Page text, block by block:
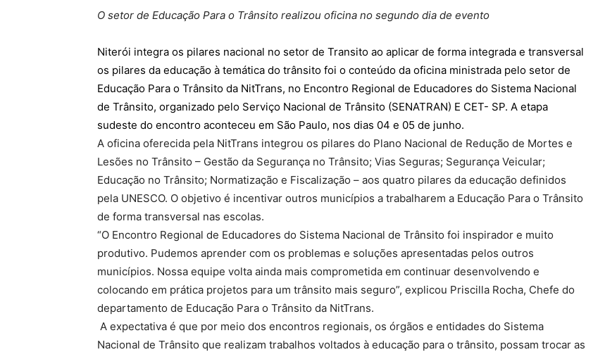
O setor de Educação Para o Trânsito realizou oficina no segundo dia de evento
Niterói integra os pilares nacional no setor de Transito ao aplicar de forma integrada e transversal
os pilares da educação à temática do trânsito foi o conteúdo da oficina ministrada pelo setor de
Educação Para o Trânsito da NitTrans, no Encontro Regional de Educadores do Sistema Nacional
de Trânsito, organizado pelo Serviço Nacional de Trânsito (SENATRAN) E CET- SP. A etapa
sudeste do encontro aconteceu em São Paulo, nos dias 04 e 05 de junho.
A oficina oferecida pela NitTrans integrou os pilares do Plano Nacional de Redução de Mortes e
Lesões no Trânsito – Gestão da Segurança no Trânsito; Vias Seguras; Segurança Veicular;
Educação no Trânsito; Normatização e Fiscalização – aos quatro pilares da educação definidos
pela UNESCO. O objetivo é incentivar outros municípios a trabalharem a Educação Para o Trânsito
de forma transversal nas escolas.
“O Encontro Regional de Educadores do Sistema Nacional de Trânsito foi inspirador e muito
produtivo. Pudemos aprender com os problemas e soluções apresentadas pelos outros
municípios. Nossa equipe volta ainda mais comprometida em continuar desenvolvendo e
colocando em prática projetos para um trânsito mais seguro”, explicou Priscilla Rocha, Chefe do
departamento de Educação Para o Trânsito da NitTrans.
A expectativa é que por meio dos encontros regionais, os órgãos e entidades do Sistema
Nacional de Trânsito que realizam trabalhos voltados à educação para o trânsito, possam trocar as